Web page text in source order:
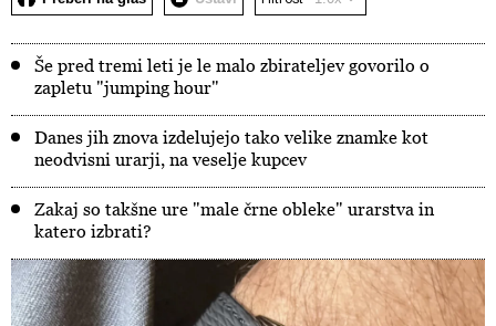
Še pred tremi leti je le malo zbirateljev govorilo o
zapletu "jumping hour"
Danes jih znova izdelujejo tako velike znamke kot
neodvisni urarji, na veselje kupcev
Zakaj so takšne ure "male črne obleke" urarstva in
katero izbrati?